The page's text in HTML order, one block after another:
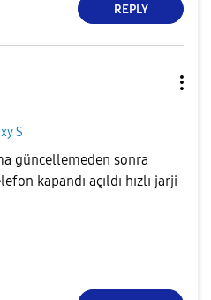
REPLY
S
güncellemeden sonra
kapandı açıldı hızlı jarji